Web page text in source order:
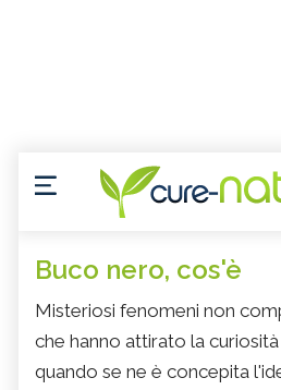
Buco nero, cos'è
Misteriosi fenomeni non
che hanno attirato la
quando se ne è concepita